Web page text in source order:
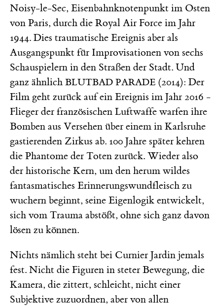
Noisy-le-Sec, Eisenbahnknotenpunkt im Osten
von Paris, durch die Royal Air Force im Jahr
1944. Dies traumatische Ereignis aber als
Ausgangspunkt für Improvisationen von sechs
Schauspielern in den Straßen der Stadt. Und
ganz ähnlich BLUTBAD PARADE (2014): Der
Film geht zurück auf ein Ereignis im Jahr 2016 -
Flieger der französischen Luftwaffe warfen ihre
Bomben aus Versehen über einem in Karlsruhe
gastierenden Zirkus ab. 100 Jahre später kehren
die Phantome der Toten zurück. Wieder also
der historische Kern, um den herum wildes
fantasmatisches Erinnerungswundfleisch zu
wuchern beginnt, seine Eigenlogik entwickelt,
sich vom Trauma abstößt, ohne sich ganz davon
lösen zu können.
Nichts nämlich steht bei Curnier Jardin jemals
fest. Nicht die Figuren in steter Bewegung, die
Kamera, die zittert, schleicht, nicht einer
Subjektive zuzuordnen, aber von allen